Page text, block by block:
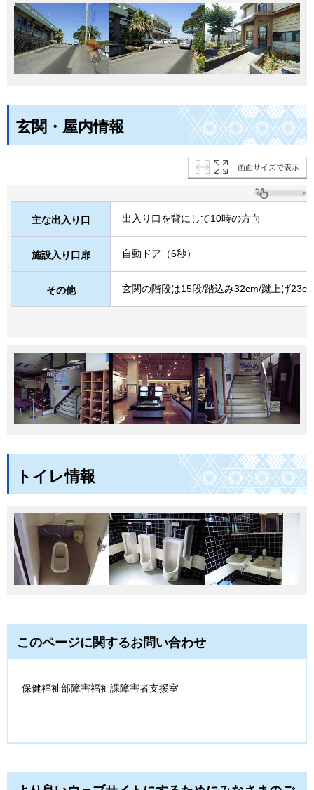
玄関・屋内情報
画面サイズで表示
主な出入り口 出入り口を背にして10時の方向
施設入り口扉 自動ドア（6秒）
その他 玄関の階段は15段/踏込み32cm/蹴上げ
トイレ情報
このページに関するお問い合わせ
保健福祉部障害福祉課障害者支援室